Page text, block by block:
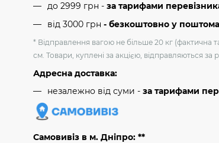
до 2999 грн - за тарифами
від 3000 грн - безкоштовно у
* Відправлення вагою не більше 20 кг (фактична
см. Товари, куплені за акцією, відправляються за
Адресна доставка:
незалежно від суми - за тарифами
Самовивіз в м. Дніпро: **